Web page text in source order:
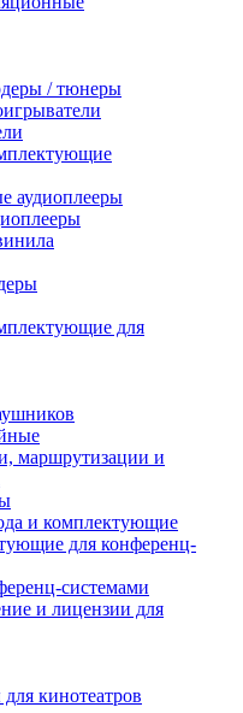
/ тюнеры
аудиоплееры
для
маршрутизации и
и комплектующие
для конференц-
системами
и лицензии для
кинотеатров